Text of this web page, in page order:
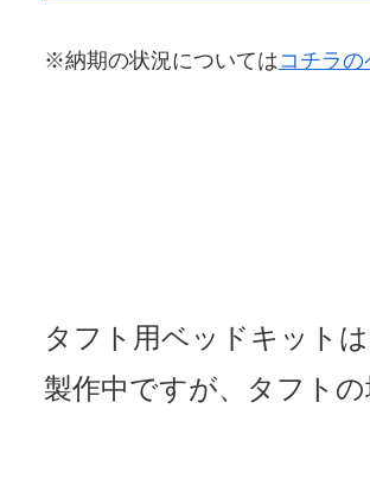
※納期の状況についてはコチラの
タフト用ベッドキット
製作中ですが、タフト